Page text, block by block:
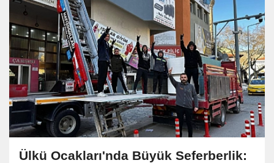
Ülkü Ocakları'nda Büyük Seferberlik: